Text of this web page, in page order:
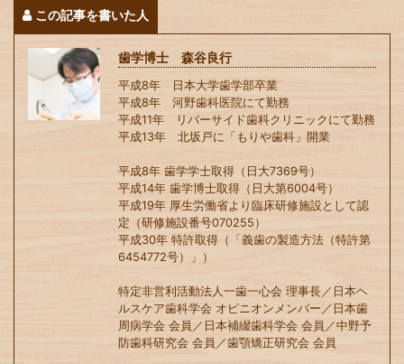
この記事を書いた人
歯学博士 森谷良行
平成8年 日本大学歯学部卒業
平成8年 河野歯科医院にて勤務
平成11年 リバーサイド歯科クリニックにて勤務
平成13年 北坂戸に「もりや歯科」開業
平成8年 歯学学士取得（日大7369号）
平成14年 歯学博士取得（日大第6004号）
平成19年 厚生労働省より臨床研修施設として認
定（研修施設番号070255）
平成30年 特許取得（「義歯の製造方法（特許第
6454772号）」）
特定非営利活動法人一歯一心会 理事長／日本ヘ
ルスケア歯科学会 オピニオンメンバー／日本歯
周病学会 会員／日本補綴歯科学会 会員／中野予
防歯科研究会 会員／歯顎矯正研究会 会員